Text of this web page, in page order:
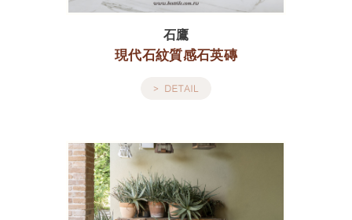
石鷹
現代石紋質感石英磚